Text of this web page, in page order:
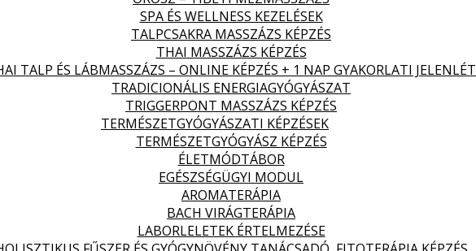
SPA ÉS WELLNESS KEZELÉSEK
TALPCSAKRA MASSZÁZS KÉPZÉS
THAI MASSZÁZS KÉPZÉS
TALP ÉS LÁBMASSZÁZS – ONLINE KÉPZÉS + 1 NAP GYAKORLATI JELENLÉT
TRADICIONÁLIS ENERGIAGYÓGYÁSZAT
TRIGGERPONT MASSZÁZS KÉPZÉS
TERMÉSZETGYÓGYÁSZATI KÉPZÉSEK
TERMÉSZETGYÓGYÁSZ KÉPZÉS
ÉLETMÓDTÁBOR
EGÉSZSÉGÜGYI MODUL
AROMATERÁPIA
BACH VIRÁGTERÁPIA
LABORLELETEK ÉRTELMEZÉSE